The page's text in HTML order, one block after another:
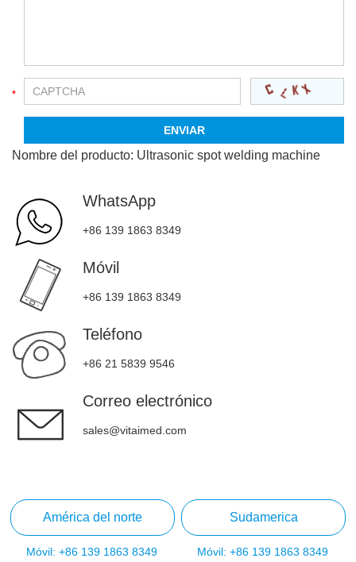
Nombre del producto: Ultrasonic spot welding machine
WhatsApp
+86 139 1863 8349
Móvil
+86 139 1863 8349
Teléfono
+86 21 5839 9546
Correo electrónico
sales@vitaimed.com
América del norte
Móvil: +86 139 1863 8349
Sudamerica
Móvil: +86 139 1863 8349